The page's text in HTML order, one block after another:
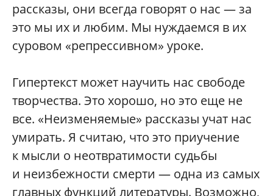
рассказы, они всегда говорят о нас — за
это мы их и любим. Мы нуждаемся в их
суровом «репрессивном» уроке.
Гипертекст может научить нас свободе
творчества. Это хорошо, но это еще не
все. «Неизменяемые» рассказы учат нас
умирать. Я считаю, что это приучение
к мысли о неотвратимости судьбы
и неизбежности смерти — одна из самых
главных функций литературы. Возможно,